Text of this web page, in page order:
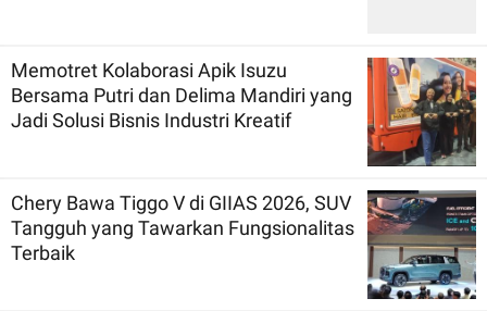
Memotret Kolaborasi Apik Isuzu
Bersama Putri dan Delima Mandiri yang
Jadi Solusi Bisnis Industri Kreatif
Chery Bawa Tiggo V di GIIAS 2026, SUV
Tangguh yang Tawarkan Fungsionalitas
Terbaik